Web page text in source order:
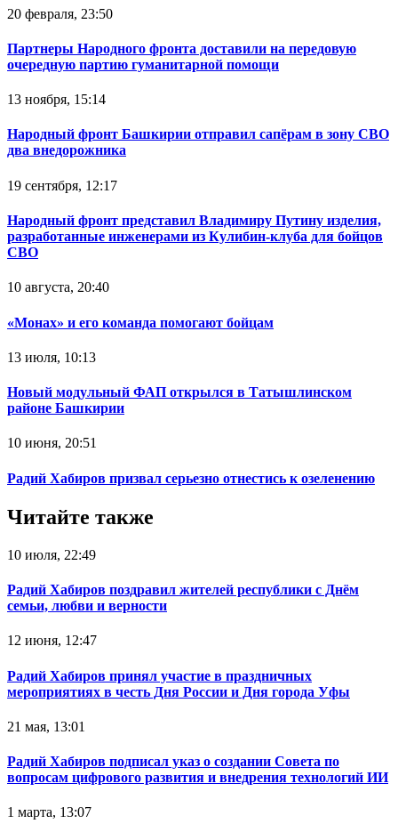
20 февраля, 23:50
Партнеры Народного фронта доставили на передовую
очередную партию гуманитарной помощи
13 ноября, 15:14
Народный фронт Башкирии отправил сапёрам в зону СВО
два внедорожника
19 сентября, 12:17
Народный фронт представил Владимиру Путину изделия,
разработанные инженерами из Кулибин-клуба для бойцов
СВО
10 августа, 20:40
«Монах» и его команда помогают бойцам
13 июля, 10:13
Новый модульный ФАП открылся в Татышлинском
районе Башкирии
10 июня, 20:51
Радий Хабиров призвал серьезно отнестись к озеленению
Читайте также
10 июля, 22:49
Радий Хабиров поздравил жителей республики с Днём
семьи, любви и верности
12 июня, 12:47
Радий Хабиров принял участие в праздничных
мероприятиях в честь Дня России и Дня города Уфы
21 мая, 13:01
Радий Хабиров подписал указ о создании Совета по
вопросам цифрового развития и внедрения технологий ИИ
1 марта, 13:07